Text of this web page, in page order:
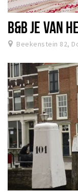
B&B JE VAN
Beekenstein 82,